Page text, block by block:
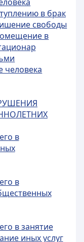
в брак
свободы
в
человека
в
в
в занятие
иных услуг